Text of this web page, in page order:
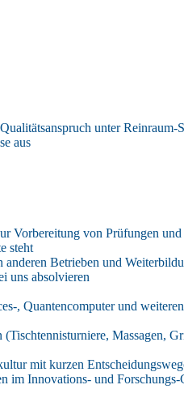
unter Reinraum-
aus
Vorbereitung von Prüfungen
steht
Betrieben und
uns absolvieren
, Quantencomputer und
Massagen,
mit kurzen
Innovations- und